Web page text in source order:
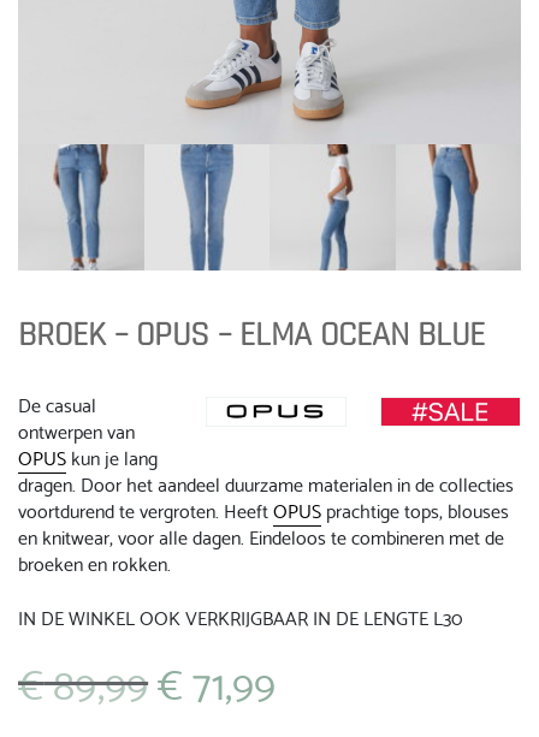
BROEK – OPUS – ELMA OCEAN BLUE
De casual
ontwerpen van
OPUSkun je lang
dragen. Door het aandeel duurzame materialen in de collecties
voortdurend te vergroten. HeeftOPUSprachtige tops, blouses
en knitwear, voor alle dagen. Eindeloos te combineren met de
broeken en rokken.
IN DE WINKEL OOK VERKRIJGBAAR IN DE LENGTE L30
€89,99 Oorspronkelijke
prijs
€71,99